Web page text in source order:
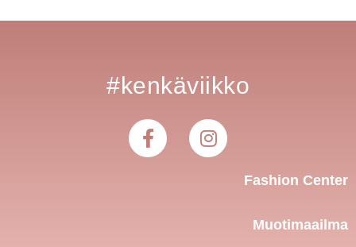
#kenkäviikko
Fashion Center
Muotimaailma